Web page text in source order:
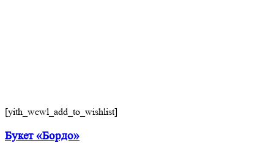
[yith_wcwl_add_to_wishlist]
Букет «Бордо»